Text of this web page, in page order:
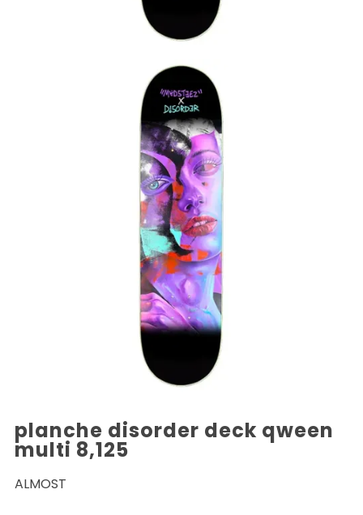
planche disorder deck qween
multi 8,125
ALMOST